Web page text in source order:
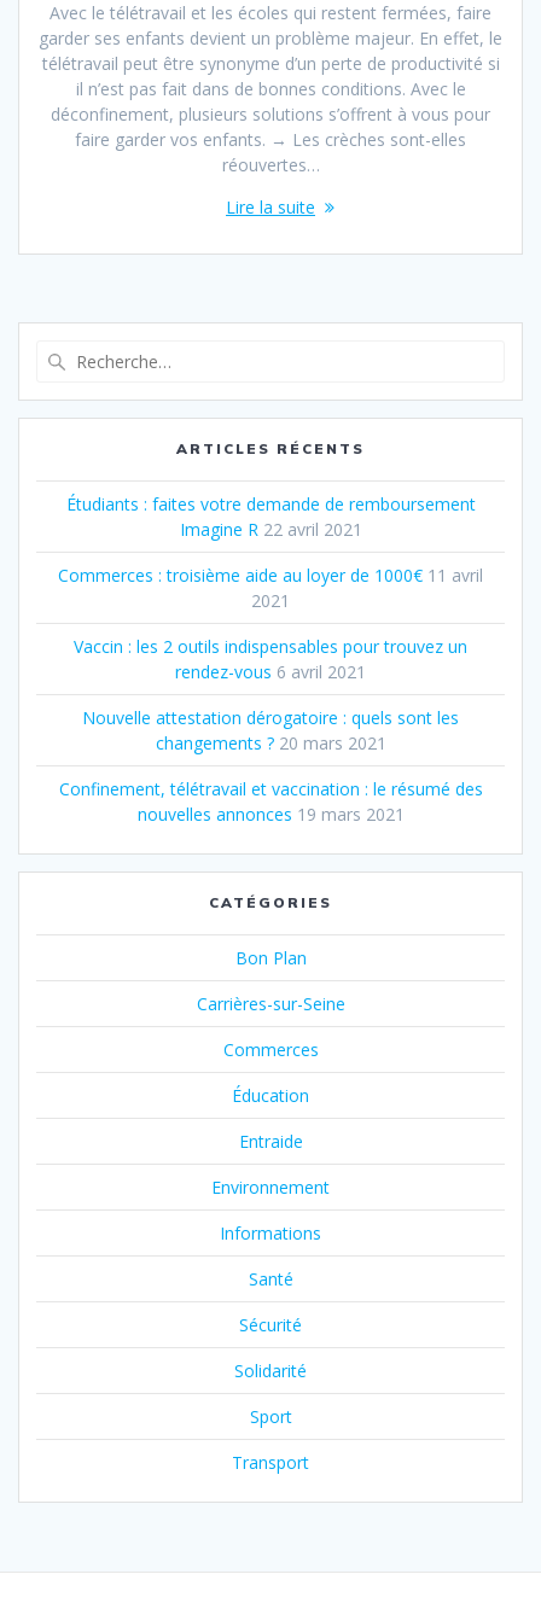
Avec le télétravail et les écoles qui restent fermées, faire
garder ses enfants devient un problème majeur. En effet, le
télétravail peut être synonyme d’un perte de productivité si
il n’est pas fait dans de bonnes conditions. Avec le
déconfinement, plusieurs solutions s’offrent à vous pour
faire garder vos enfants. → Les crèches sont-elles
réouvertes…
Lire la suite
:
ARTICLES RÉCENTS
Étudiants : faites votre demande de remboursement
Imagine R 22 avril 2021
Commerces : troisième aide au loyer de 1000€ 11 avril
2021
Vaccin : les 2 outils indispensables pour trouvez un
rendez-vous 6 avril 2021
Nouvelle attestation dérogatoire : quels sont les
changements ? 20 mars 2021
Confinement, télétravail et vaccination : le résumé des
nouvelles annonces 19 mars 2021
CATÉGORIES
Bon Plan
Carrières-sur-Seine
Commerces
Éducation
Entraide
Environnement
Informations
Santé
Sécurité
Solidarité
Sport
Transport